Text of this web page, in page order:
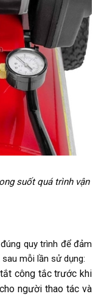
suốt quá trình vận
quy trình để đảm
mỗi lần sử dụng:
công tắc trước khi
người thao tác và